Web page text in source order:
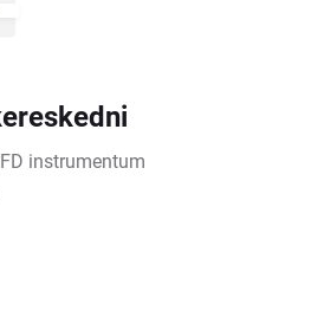
instrumentum